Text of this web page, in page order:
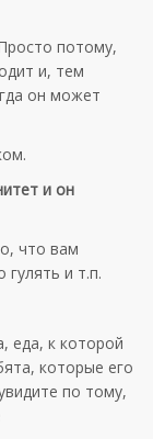
потому,
и, тем
он может
и он
что вам
и т.п.
еда, к которой
которые его
по тому,